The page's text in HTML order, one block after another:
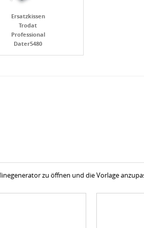
Ersatzkissen
Trodat
Professional
Dater5480
zu öffnen und die Vorlage